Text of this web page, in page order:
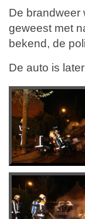
De brandweer
geweest met
bekend, de
De auto is